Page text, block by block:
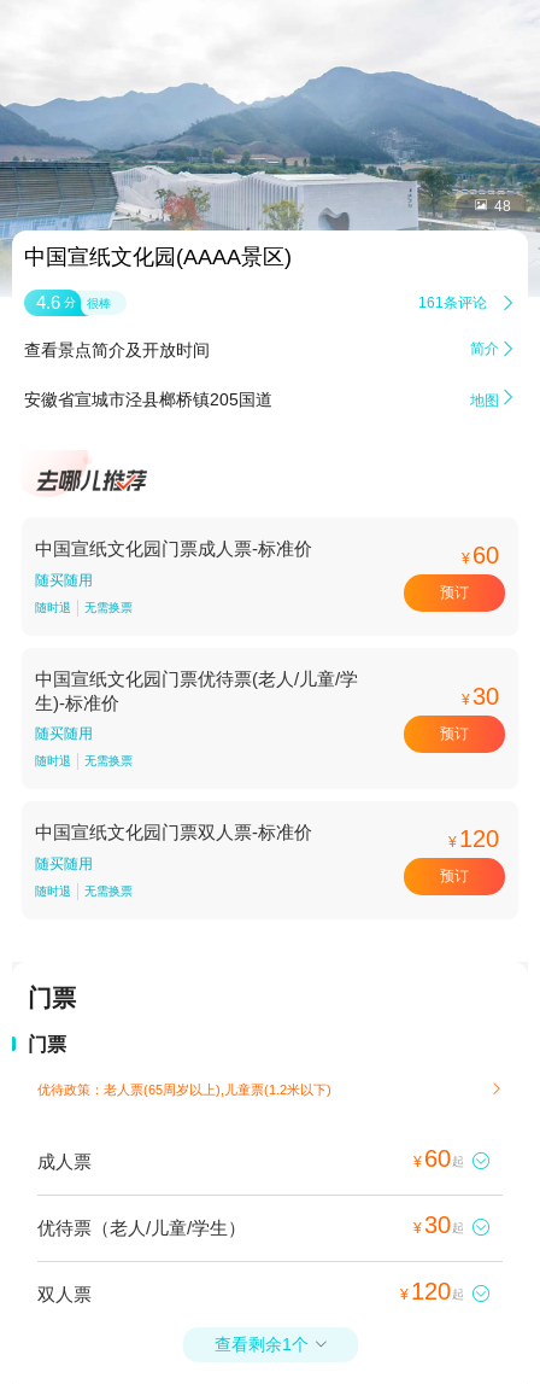
 48
中国宣纸文化园(AAAA景区)
4.6 分 很棒 161条评论 
查看景点简介及开放时间 简介 
安徽省宣城市泾县榔桥镇205国道 地图 
中国宣纸文化园门票成人票-标准价
随买随用
随时退 无需换票
¥ 60
预订
中国宣纸文化园门票优待票(老人/儿童/学
生)-标准价
随买随用
随时退 无需换票
¥30
预订
中国宣纸文化园门票双人票-标准价
随买随用
随时退 无需换票
¥ 120
预订
门票
门票
优待政策：老人票(65周岁以上),儿童票(1.2米以下) 
成人票 ¥ 60起 
优待票（老人/儿童/学生） ¥30起 
双人票 ¥ 120起 
查看剩余1个 